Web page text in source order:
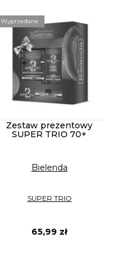
Wyprzedane
Zestaw prezentowy
SUPER TRIO 70+
Bielenda
SUPER TRIO
65,99 zł